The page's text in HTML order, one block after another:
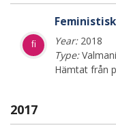
fi Year:2018
Type:
Hämtat från
2017